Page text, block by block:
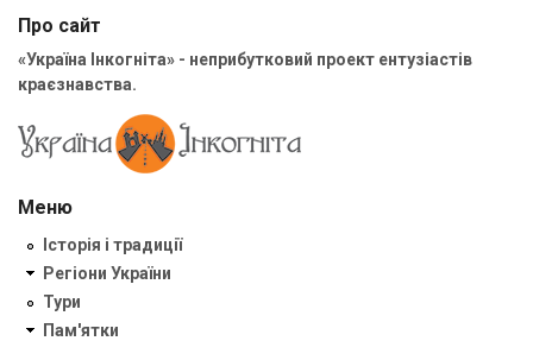
Про сайт
«Україна Інкогніта» - неприбутковий проект ентузіастів
краєзнавства.
Меню
Історія і традиції
Регіони України
Тури
Пам'ятки